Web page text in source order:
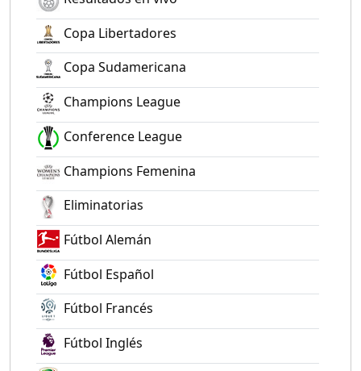
Copa Libertadores
Copa Sudamericana
Champions League
Conference League
Champions Femenina
Eliminatorias
Fútbol Alemán
Fútbol Español
Fútbol Francés
Fútbol Inglés